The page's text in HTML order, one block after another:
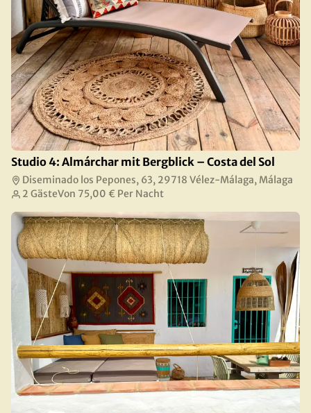
Studio 4: Almárchar mit Bergblick – Costa del Sol
Diseminado los Pepones, 63, 29718 Vélez-Málaga, Málaga
2 GästeVon 75,00 € Per Nacht